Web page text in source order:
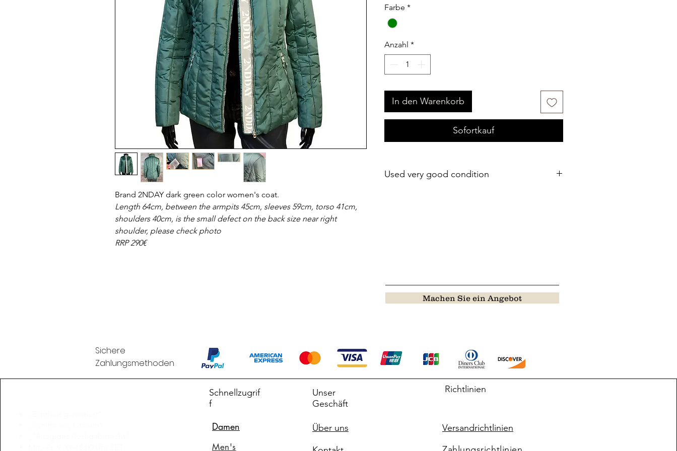
Brand 2NDAY dark green color women's coat.
Length 64cm, between the armpits 45cm, sleeves 59cm, torso 41cm,
shoulders 40cm, is the small defect on the back size near right
shoulder, please check photo
RRP 290€
Farbe *
Anzahl *
In den Warenkorb
Sofortkauf
Used very good condition
Machen Sie ein Angebot
Sichere
Zahlungsmethoden
Schnellzugrif
f
Damen
Men's
Unser
Geschäft
Über uns
Richtlinien
Versandrichtlinien